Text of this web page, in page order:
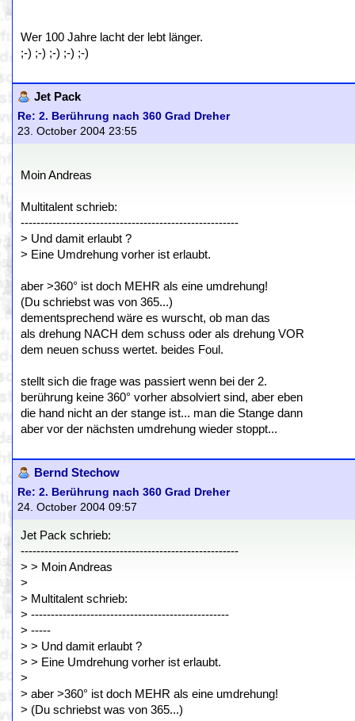
Wer 100 Jahre lacht der lebt länger.
;-) ;-) ;-) ;-) ;-)
Jet Pack
Re: 2. Berührung nach 360 Grad Dreher
23. October 2004 23:55
Moin Andreas
Multitalent schrieb:
-------------------------------------------------------
> Und damit erlaubt ?
> Eine Umdrehung vorher ist erlaubt.
aber >360° ist doch MEHR als eine umdrehung!
(Du schriebst was von 365...)
dementsprechend wäre es wurscht, ob man das
als drehung NACH dem schuss oder als drehung VOR
dem neuen schuss wertet. beides Foul.
stellt sich die frage was passiert wenn bei der 2.
berührung keine 360° vorher absolviert sind, aber eben
die hand nicht an der stange ist... man die Stange dann
aber vor der nächsten umdrehung wieder stoppt...
Bernd Stechow
Re: 2. Berührung nach 360 Grad Dreher
24. October 2004 09:57
Jet Pack schrieb:
-------------------------------------------------------
> > Moin Andreas
>
> Multitalent schrieb:
> --------------------------------------------------
> -----
> > Und damit erlaubt ?
> > Eine Umdrehung vorher ist erlaubt.
>
> aber >360° ist doch MEHR als eine umdrehung!
> (Du schriebst was von 365...)